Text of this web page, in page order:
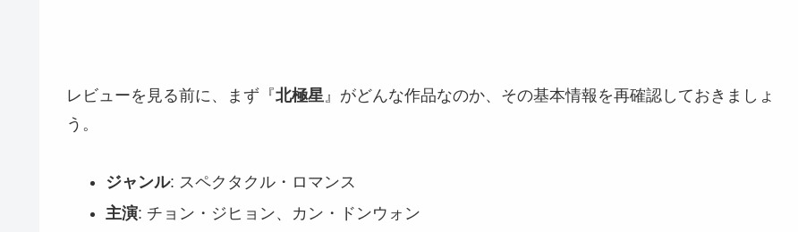
レビューを見る前に、まず『北極星』がどんな作品なのか、その基本情報を再確認しておきましょ
う。
ジャンル: スペクタクル・ロマンス
主演: チョン・ジヒョン、カン・ドンウォン